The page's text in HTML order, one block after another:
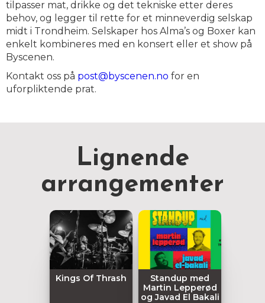
tilpasser mat, drikke og det tekniske etter deres
behov, og legger til rette for et minneverdig selskap
midt i Trondheim. Selskaper hos Alma’s og Boxer kan
enkelt kombineres med en konsert eller et show på
Byscenen.
Kontakt oss på post@byscenen.no for en
uforpliktende prat.
Lignende
arrangementer
Kings Of Thrash
Standup med
Martin Lepperød
og Javad El Bakali